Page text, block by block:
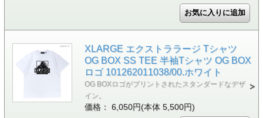
XLARGE エクストララージ Tシャツ
OG BOX SS TEE 半袖Tシャツ OG BOX
ロゴ 101262011038/00.ホワイト
OG BOXロゴがプリントされたスタンダードなデザ
イン。
価格： 6,050円(本体 5,500円)